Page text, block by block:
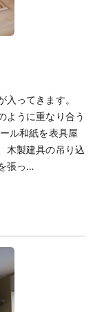
ってきます。
ように重なり合う
ル和紙を表具屋
木製建具の吊り込
張っ…